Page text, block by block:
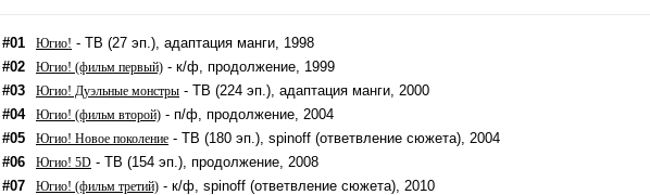
#01 Югио! - ТВ (27 эп.), адаптация манги, 1998
#02
Югио! (фильм первый) - к/ф, продолжение, 1999
#03
Югио! Дуэльные монстры - ТВ (224 эп.), адаптация манги, 2000
#04
Югио! (фильм второй) - п/ф, продолжение, 2004
#05
Югио! Новое поколение - ТВ (180 эп.), spinoff (ответвление сюжета), 2004
#06
Югио! 5D - ТВ (154 эп.), продолжение, 2008
#07
Югио! (фильм третий) - к/ф, spinoff (ответвление сюжета), 2010